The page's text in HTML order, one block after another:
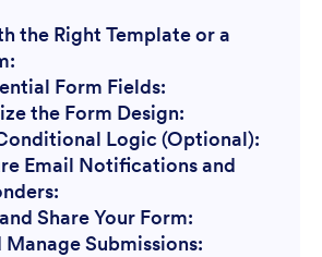
the Right Template or a
Form Fields:
the Form Design:
Logic (Optional):
Email Notifications and
Share Your Form:
Manage Submissions: